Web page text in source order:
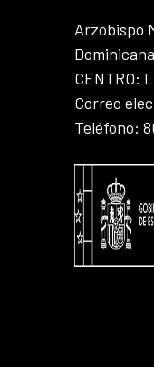
Arzobispo
CENTRO:
Correo
Teléfono: